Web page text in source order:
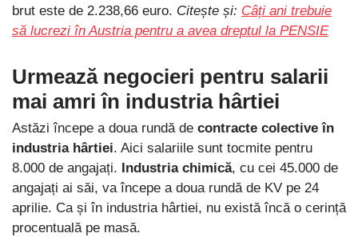
brut este de 2.238,66 euro. Citește și: Câți ani trebuie
să lucrezi în Austria pentru a avea dreptul la PENSIE
Urmează negocieri pentru salarii
mai amri în industria hârtiei
Astăzi începe a doua rundă de contracte colective în
industria hârtiei. Aici salariile sunt tocmite pentru
8.000 de angajați. Industria chimică, cu cei 45.000 de
angajați ai săi, va începe a doua rundă de KV pe 24
aprilie. Ca și în industria hârtiei, nu există încă o cerință
procentuală pe masă.